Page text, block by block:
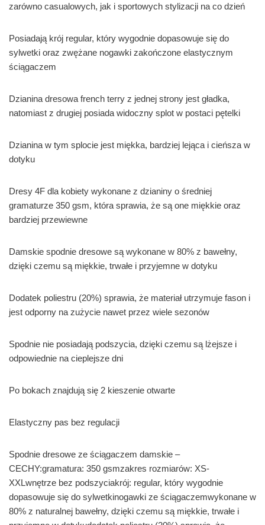
zarówno casualowych, jak i sportowych stylizacji na co dzień
Posiadają krój regular, który wygodnie dopasowuje się do
sylwetki oraz zwężane nogawki zakończone elastycznym
ściągaczem
Dzianina dresowa french terry z jednej strony jest gładka,
natomiast z drugiej posiada widoczny splot w postaci pętelki
Dzianina w tym splocie jest miękka, bardziej lejąca i cieńsza w
dotyku
Dresy 4F dla kobiety wykonane z dzianiny o średniej
gramaturze 350 gsm, która sprawia, że są one miękkie oraz
bardziej przewiewne
Damskie spodnie dresowe są wykonane w 80% z bawełny,
dzięki czemu są miękkie, trwałe i przyjemne w dotyku
Dodatek poliestru (20%) sprawia, że materiał utrzymuje fason i
jest odporny na zużycie nawet przez wiele sezonów
Spodnie nie posiadają podszycia, dzięki czemu są lżejsze i
odpowiednie na cieplejsze dni
Po bokach znajdują się 2 kieszenie otwarte
Elastyczny pas bez regulacji
Spodnie dresowe ze ściągaczem damskie –
CECHY:gramatura: 350 gsmzakres rozmiarów: XS-
XXLwnętrze bez podszyciakrój: regular, który wygodnie
dopasowuje się do sylwetkinogawki ze ściągaczemwykonane w
80% z naturalnej bawełny, dzięki czemu są miękkie, trwałe i